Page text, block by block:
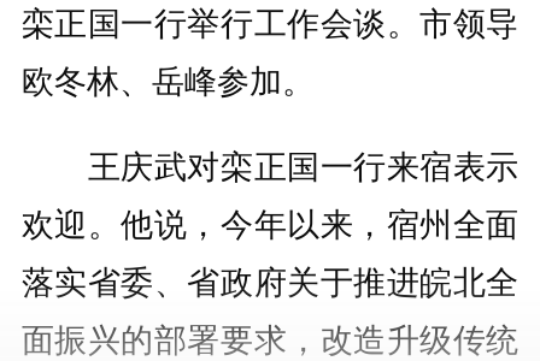
栾正国一行举行工作会谈。市领导
欧冬林、岳峰参加。
王庆武对栾正国一行来宿表示
欢迎。他说，今年以来，宿州全面
落实省委、省政府关于推进皖北全
面振兴的部署要求，改造升级传统